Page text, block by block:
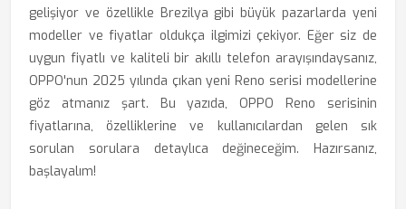
gelişiyor ve özellikle Brezilya gibi büyük pazarlarda yeni
modeller ve fiyatlar oldukça ilgimizi çekiyor. Eğer siz de
uygun fiyatlı ve kaliteli bir akıllı telefon arayışındaysanız,
OPPO'nun 2025 yılında çıkan yeni Reno serisi modellerine
göz atmanız şart. Bu yazıda, OPPO Reno serisinin
fiyatlarına, özelliklerine ve kullanıcılardan gelen sık
sorulan sorulara detaylıca değineceğim. Hazırsanız,
başlayalım!